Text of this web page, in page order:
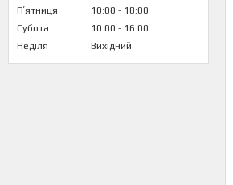
Пʼятниця
10:00
18:00
Субота
10:00
16:00
Неділя
Вихідний